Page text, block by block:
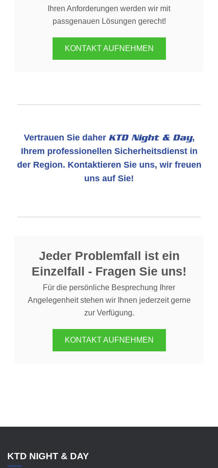
Ihren Anforderungen werden wir mit
passgenauen Lösungen gerecht!
KONTAKT AUFNEHMEN
Vertrauen Sie daher KTD Night & Day,
Ihrem professionellen Sicherheitsdienst in
der Region. Kontaktieren Sie uns, wir freuen
uns auf Sie!
Jeder Problemfall ist ein
Einzelfall - Fragen Sie uns!
Für die persönliche Besprechung Ihrer
Angelegenheit stehen wir Ihnen jederzeit gerne
zur Verfügung.
KONTAKT AUFNEHMEN
KTD NIGHT & DAY